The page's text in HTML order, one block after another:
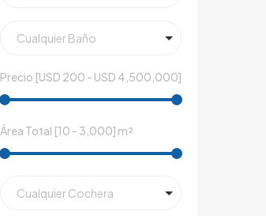
Precio [USD 200 - USD 4,500,000]
Área Total [10 - 3,000] m²